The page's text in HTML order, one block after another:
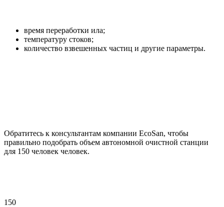
время переработки ила;
температуру стоков;
количество взвешенных частиц и другие параметры.
Обратитесь к консультантам компании EcoSan, чтобы
правильно подобрать объем автономной очистной станции
для 150 человек человек.
150